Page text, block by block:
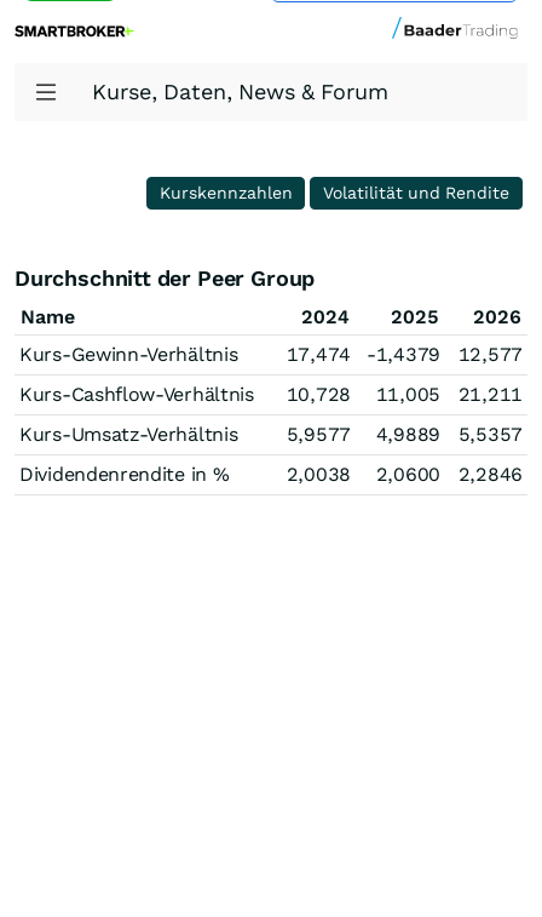
Kurse, Daten, News & Forum
Kurskennzahlen Volatilität und Rendite
Durchschnitt der Peer Group
Name 2024 2025
2026
Kurs-Gewinn-Verhältnis
17,474 -1,4379
12,577
Kurs-Cashflow-Verhältnis
10,728 11,005
21,211
Kurs-Umsatz-Verhältnis
5,9577 4,9889
5,5357
Dividendenrendite in %
2,0038 2,0600 2,2846